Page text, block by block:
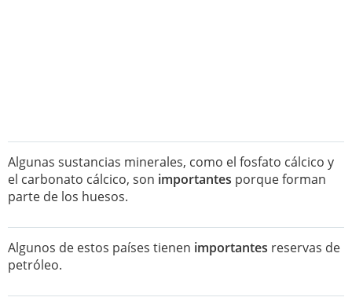
Algunas sustancias minerales, como el fosfato cálcico y
el carbonato cálcico, son importantes porque forman
parte de los huesos.
Algunos de estos países tienen importantes reservas de
petróleo.